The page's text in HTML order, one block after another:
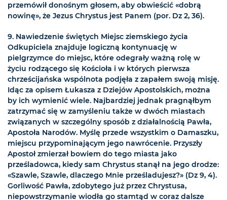
przemówił donośnym głosem, aby obwieścić «dobrą
nowinę», że Jezus Chrystus jest Panem (por. Dz 2, 36).
9. Nawiedzenie świętych Miejsc ziemskiego życia
Odkupiciela znajduje logiczną kontynuację w
pielgrzymce do miejsc, które odegrały ważną rolę w
życiu rodzącego się Kościoła i w których pierwsza
chrześcijańska wspólnota podjęła z zapałem swoją misję.
Idąc za opisem Łukasza z Dziejów Apostolskich, można
by ich wymienić wiele. Najbardziej jednak pragnąłbym
zatrzymać się w zamyśleniu także w dwóch miastach
związanych w szczególny sposób z działalnością Pawła,
Apostoła Narodów. Myślę przede wszystkim o Damaszku,
miejscu przypominającym jego nawrócenie. Przyszły
Apostoł zmierzał bowiem do tego miasta jako
prześladowca, kiedy sam Chrystus stanął na jego drodze:
«Szawle, Szawle, dlaczego Mnie prześladujesz?» (Dz 9, 4).
Gorliwość Pawła, zdobytego już przez Chrystusa,
niepowstrzymanie wiodła go stamtąd w coraz dalsze